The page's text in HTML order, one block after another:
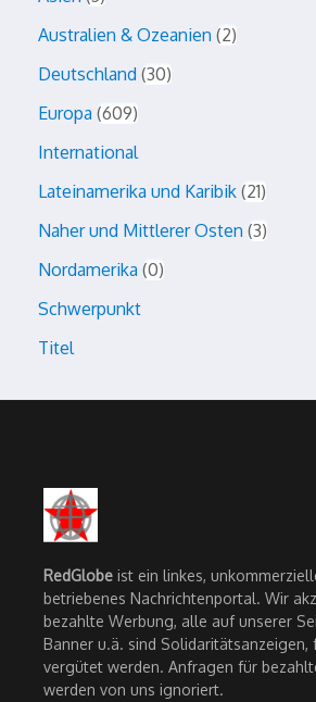
Australien & Ozeanien 2
Deutschland 30
Europa 609
International
Lateinamerika und Karibik 21
Naher und Mittlerer Osten 3
Nordamerika 0
Schwerpunkt
Titel
RedGlobe ist ein linkes,
betriebenes Nachrichtenportal. Wir
bezahlte Werbung, alle auf unserer
Banner u.ä. sind Solidaritätsanzeigen,
vergütet werden. Anfragen für
werden von uns ignoriert.